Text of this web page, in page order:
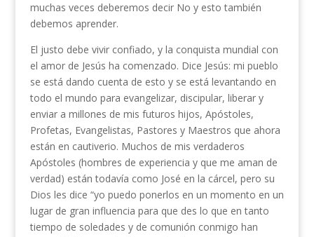
muchas veces deberemos decir No y esto también
debemos aprender.
El justo debe vivir confiado, y la conquista mundial con
el amor de Jesús ha comenzado. Dice Jesús: mi pueblo
se está dando cuenta de esto y se está levantando en
todo el mundo para evangelizar, discipular, liberar y
enviar a millones de mis futuros hijos, Apóstoles,
Profetas, Evangelistas, Pastores y Maestros que ahora
están en cautiverio. Muchos de mis verdaderos
Apóstoles (hombres de experiencia y que me aman de
verdad) están todavía como José en la cárcel, pero su
Dios les dice “yo puedo ponerlos en un momento en un
lugar de gran influencia para que des lo que en tanto
tiempo de soledades y de comunión conmigo han